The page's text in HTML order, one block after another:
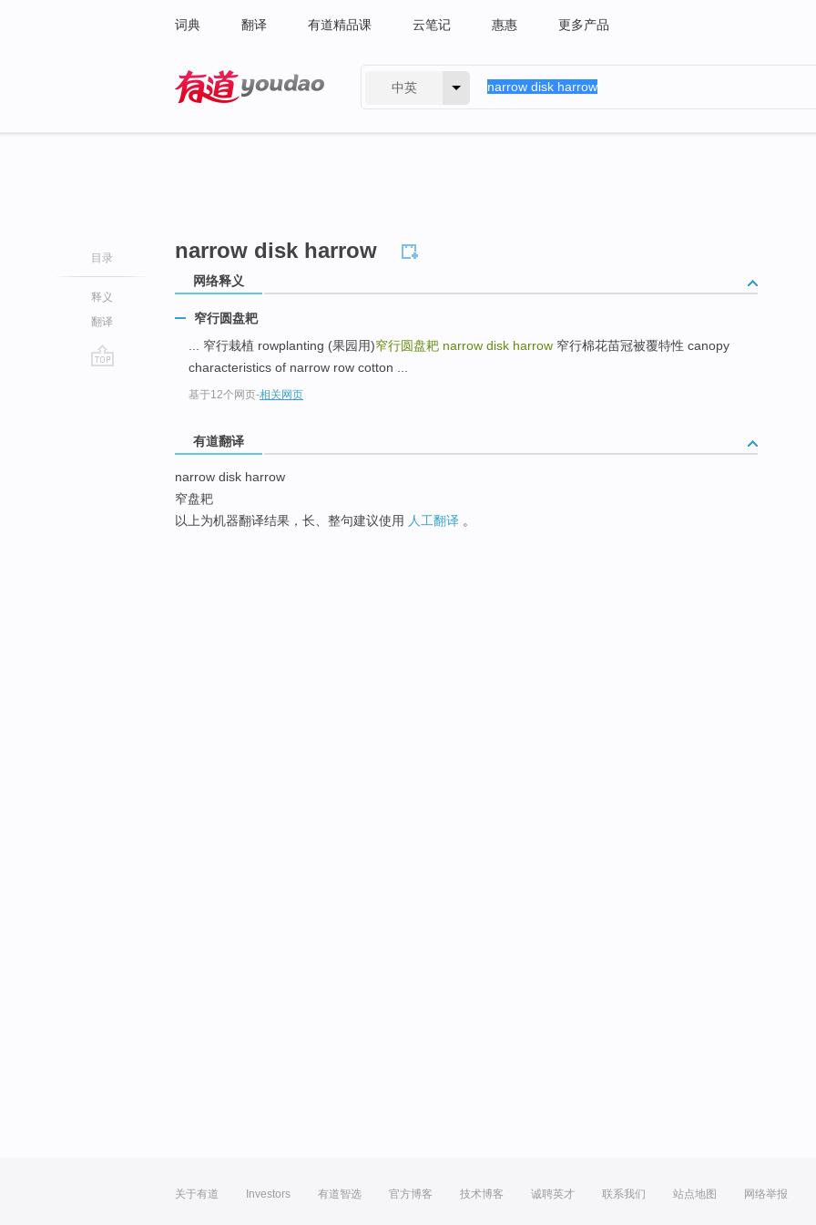
词典 翻译 有道精品课 云笔记 惠惠 更多产品
中英
目录
释义
翻译
narrow disk harrow
网络释义
窄行圆盘耙
... 窄行栽植 rowplanting (果园用)窄行圆盘耙 narrow disk harrow 窄行棉花苗冠被覆特性 canopy
characteristics of narrow row cotton ...
基于12个网页-相关网页
有道翻译
narrow disk harrow
窄盘耙
以上为机器翻译结果，长、整句建议使用 人工翻译 。
关于有道 Investors 有道智选 官方博客 技术博客 诚聘英才 联系我们 站点地图 网络举报